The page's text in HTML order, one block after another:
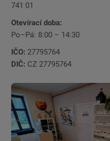
741 01
Otevírací doba:
Po–Pá: 8:00 – 14:30
IČO: 27795764
DIČ: CZ 27795764